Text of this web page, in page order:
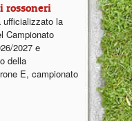
rossoneri
ufficializzato la
Campionato
2027 e
della
E, campionato